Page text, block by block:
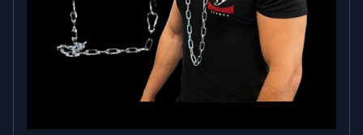
προκαλέσετε το σώμα σας σε νέα και νέα ύψη.